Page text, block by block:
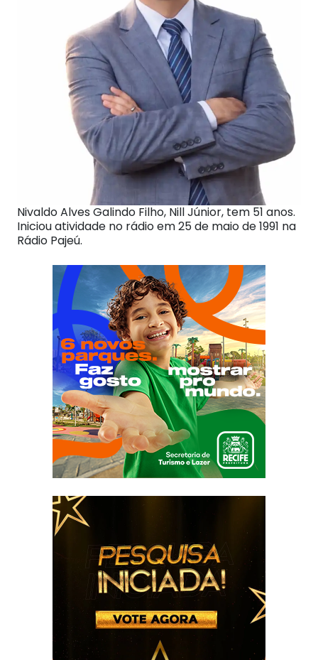
Nivaldo Alves Galindo Filho, Nill Júnior, tem 51 anos.
Iniciou atividade no rádio em 25 de maio de 1991 na
Rádio Pajeú.